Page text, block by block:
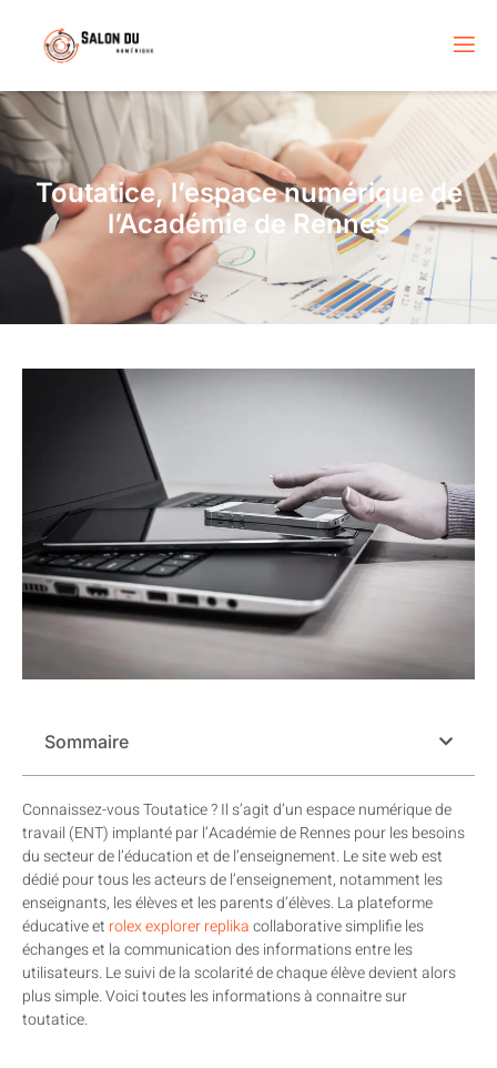
Toutatice, l’espace numérique de
l’Académie de Rennes
Sommaire
Connaissez-vous Toutatice ? Il s’agit d’un espace numérique de
travail (ENT) implanté par l’Académie de Rennes pour les besoins
du secteur de l’éducation et de l’enseignement. Le site web est
dédié pour tous les acteurs de l’enseignement, notamment les
enseignants, les élèves et les parents d’élèves. La plateforme
éducative et rolex explorer replikacollaborative simplifie les
échanges et la communication des informations entre les
utilisateurs. Le suivi de la scolarité de chaque élève devient alors
plus simple. Voici toutes les informations à connaitre sur
toutatice.